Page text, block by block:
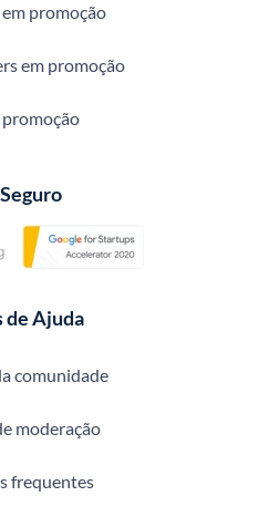
promoção
em promoção
promoção
de Ajuda
comunidade
moderação
frequentes